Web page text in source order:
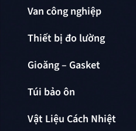
Van công nghiệp
Thiết bị đo lường
Gioăng – Gasket
Túi bảo ôn
Vật Liệu Cách Nhiệt